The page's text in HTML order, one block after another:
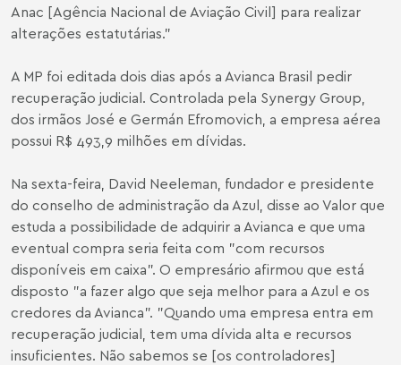
Anac [Agência Nacional de Aviação Civil] para realizar
alterações estatutárias."
A MP foi editada dois dias após a Avianca Brasil pedir
recuperação judicial. Controlada pela Synergy Group,
dos irmãos José e Germán Efromovich, a empresa aérea
possui R$ 493,9 milhões em dívidas.
Na sexta-feira, David Neeleman, fundador e presidente
do conselho de administração da Azul, disse ao Valor que
estuda a possibilidade de adquirir a Avianca e que uma
eventual compra seria feita com "com recursos
disponíveis em caixa". O empresário afirmou que está
disposto "a fazer algo que seja melhor para a Azul e os
credores da Avianca". "Quando uma empresa entra em
recuperação judicial, tem uma dívida alta e recursos
insuficientes. Não sabemos se [os controladores]